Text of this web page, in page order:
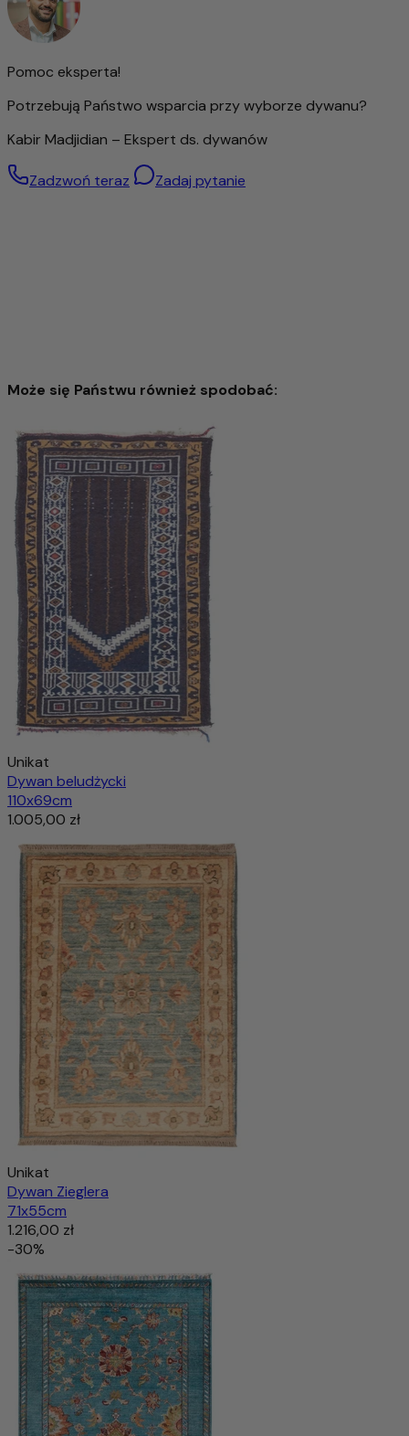
pomieszczeniu.
Ten dywan to nie tylko wysokiej jakości akcesoria do domu,
sposób łączy naturalność, jakość i tradycję.
Pomoc eksperta!
Potrzebują Państwo wsparcia przy wyborze dywanu?
Kabir Madjidian – Ekspert ds. dywanów
Zadzwoń teraz Zadaj pytanie
Kazak Dywan 157x101cm - Dywan orientalny
3.339,00 zł 8.203,00 zł-59%
Dodaj do koszyka
Może się Państwu również spodobać:
Unikat
Dywan beludżycki
110x69cm
1.005,00 zł
Unikat
Dywan Zieglera
71x55cm
1.216,00 zł
-30%